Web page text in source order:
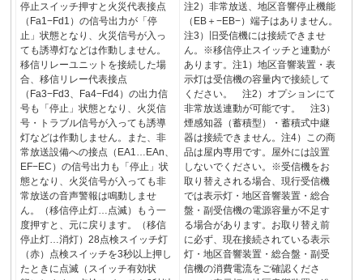
停止スイッチ押すと火災代表接点
（Fa1−Fd1）の信号出力が「停
止」状態となり、火災信号が入っ
ても誘導灯などは作動しません。
移信リレーユニットを接続した場
合、移信リレー代表接点
（Fa3−Fd3、Fa4−Fd4）の出力信
号も「停止」状態となり、火災信
号・トラブル信号が入っても誘導
灯などは作動しません。また、非
常放送設備への接点（EA1…EAn、
EF−EC）の信号出力も「停止」状
態となり、火災信号が入っても非
常放送の音声警報は鳴動しませ
ん。（移信停止灯…点滅）もう一
度押すと、元に戻ります。（移信
停止灯…消灯）28点検スイッチ灯
（赤）点検スイッチを3秒以上押し
たときに点滅（スイッチ有効状
注2）非常放送、地区音響停止機能
（EB＋−EB−）端子はありません。
注3）旧受信機には接続できませ
ん。※移信停止スイッチと連動が
あります。注1）地区音響装置・表
示灯は受信機の容量内で接続して
ください。 注2）オプションにて
非常放送連動が可能です。 注3）
煙感知器（蓄積型）・蓄積式中継
器は接続できません。注4）この商
品は屋内専用です。屋外には設置
しないでください。※受信機をお
取り替えされる場合、現行受信機
では表示灯・地区音響装置・総合
盤・副受信機の電源容量が不足す
る場合があります。お取り替え前
に必ず、現在接続されている表示
灯・地区音響装置・総合盤・副受
信機の消費電流をご確認くださ